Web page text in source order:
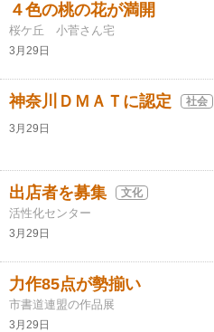
４色の桃の花が満開
桜ケ丘 小菅さん宅
3月29日
神奈川ＤＭＡＴに認定 社会
3月29日
出店者を募集 文化
活性化センター
3月29日
力作85点が勢揃い
市書道連盟の作品展
3月29日